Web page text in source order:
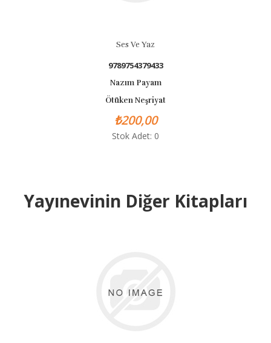
Ses Ve Yaz
9789754379433
Nazım Payam
Ötüken Neşriyat
₺200,00
Stok Adet: 0
Yayınevinin Diğer Kitapları